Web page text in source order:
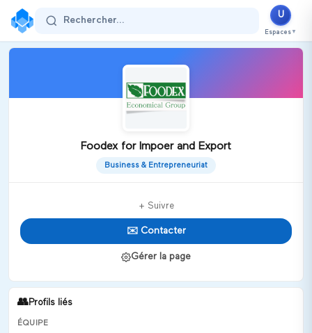
Rechercher...
U
Espaces ▼
Foodex for Impoer and Export
Business & Entrepreneuriat
+ Suivre
✉️ Contacter
Gérer la page
👥Profils liés
ÉQUIPE